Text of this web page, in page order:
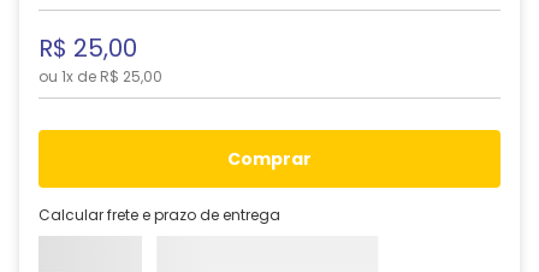
R$ 25,00
ou 1x de R$ 25,00
comprar
Calcular frete e prazo de entrega